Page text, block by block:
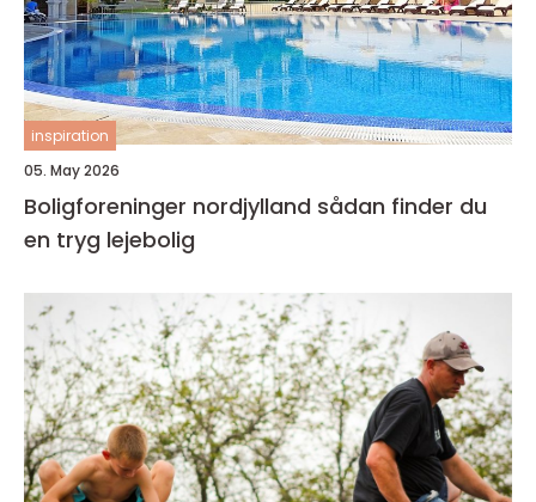
inspiration
05. May 2026
Boligforeninger nordjylland sådan finder du
en tryg lejebolig